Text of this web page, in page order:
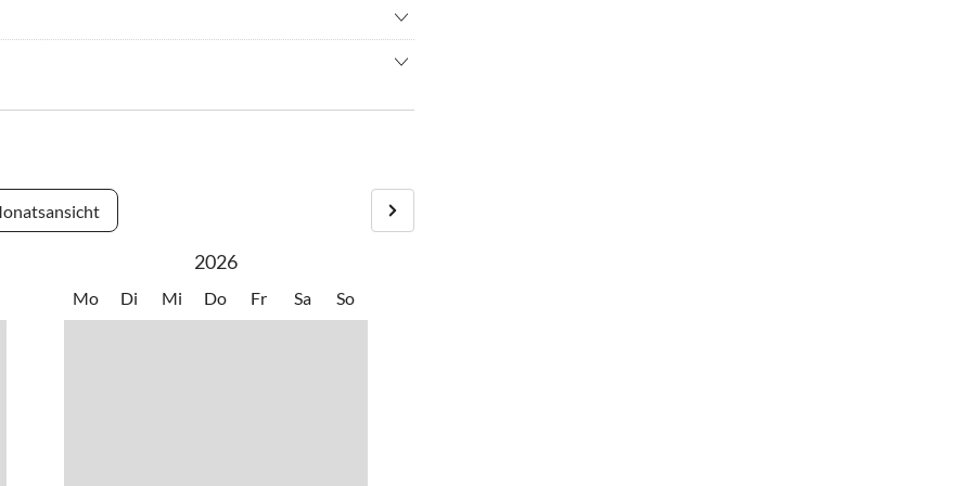
Cycling • Reiten
sich neben vielen Einkaufsmöglichkeiten, u.a. zwei großen
liegen quasi vor der Haustür. Mehrere Reitställe, das
'Ecomare' befinden sich in unmittelbarer Nähe.
2026
Mo Di Mi Do Fr Sa So